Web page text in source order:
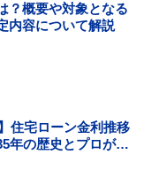
？概要や対象となる
内容について解説
住宅ローン金利推移
年の歴史とプロが教
方